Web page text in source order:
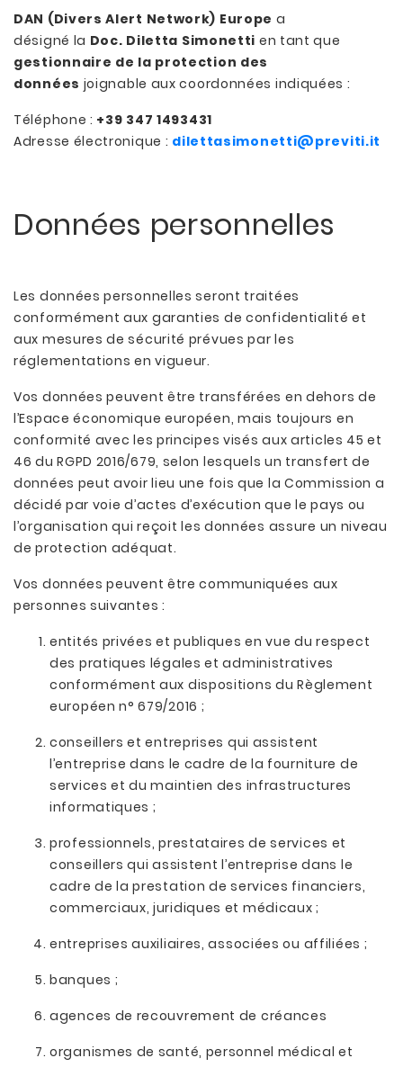
DAN (Divers Alert Network) Europe a
désigné la Doc. Diletta Simonetti en tant que
gestionnaire de la protection des
données joignable aux coordonnées indiquées :
Téléphone : +39 347 1493431
Adresse électronique : dilettasimonetti@previti.it
Données personnelles
Les données personnelles seront traitées
conformément aux garanties de confidentialité et
aux mesures de sécurité prévues par les
réglementations en vigueur.
Vos données peuvent être transférées en dehors de
l’Espace économique européen, mais toujours en
conformité avec les principes visés aux articles 45 et
46 du RGPD 2016/679, selon lesquels un transfert de
données peut avoir lieu une fois que la Commission a
décidé par voie d’actes d’exécution que le pays ou
l’organisation qui reçoit les données assure un niveau
de protection adéquat.
Vos données peuvent être communiquées aux
personnes suivantes :
entités privées et publiques en vue du respect
des pratiques légales et administratives
conformément aux dispositions du Règlement
européen n° 679/2016 ;
conseillers et entreprises qui assistent
l’entreprise dans le cadre de la fourniture de
services et du maintien des infrastructures
informatiques ;
professionnels, prestataires de services et
conseillers qui assistent l’entreprise dans le
cadre de la prestation de services financiers,
commerciaux, juridiques et médicaux ;
entreprises auxiliaires, associées ou affiliées ;
banques ;
agences de recouvrement de créances
organismes de santé, personnel médical et